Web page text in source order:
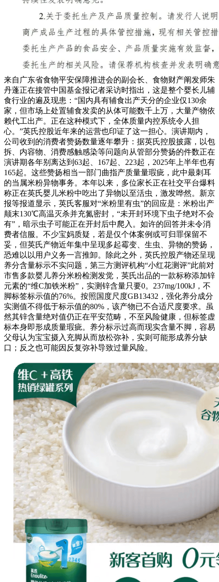
来自广东省食物平安保障推进会的副会长、食物财产阐发师朱
丹蓬正在接管中国基金报记者采访时指出，这是整个婴长儿辅
食行业的遍及现患：“国内具有辅食出产天分的企业仅130余
家，但市场上处置辅食发卖的从体可能数千上万，大量产物依
赖代工出产。正在这种模式下，全体质量内控系统令人担
心。”英氏控股近年来的运营也印证了这一担心。演讲期内，
公司收到的消费者赞扬数量逐年攀升：据英氏控股披露，以包
拆、内容物、消费感触感染等问题向从管部分赞扬的件数正在
演讲期各年别离达到63起、167起、223起，2025年上半年也有
165起。这些赞扬相当一部门曲指产质量量瑕疵，此中最刺耳
的当属米粉异物事务。本年以来，多位家长正在社交平台爆料
称正在英氏婴儿米粉中吃出了异物以至活虫，激发哗然。新京
报等报道显示，英氏客服对“米粉里有虫”的回应是：米粉出产
颠末130℃高温灭杀并充氮密封，“未开封环境下虫子绝对不会
有”，暗示虫子可能正在开封后中爬入。如许的回答并未令消
费者信服。不少宝妈质疑，若是仅个体案例或可归罪保留不
妥，但英氏产物近年集中呈现多起霉变、生虫、异物的赞扬，
恐难以以用户义务一言推卸。除此之外，英氏控股产物还呈现
养分含量标示不实问题，第三方测评机构“小红花测评”此前对
市售多款婴儿养分米粉检测发觉，英氏出品的一款标称添加锌
元素的“维C加铁米粉”，实测锌含量只要0。237mg/100kJ，不
脚标签标示值的76%。按照国度尺度GB13432，强化养分成分
实测值不得低于标示值的80%，该产物已不合适尺度要求。虽
然其锌含量绝对值仍正在平安范畴，不至风险健康，但标签虚
标本身即形成质量瑕疵。养分标示过高而现实含量不脚，容易
父母认为宝宝摄入充脚从而放松弥补，实则可能形成养分缺
口；反之也可能因反复弥补导致过量风险。